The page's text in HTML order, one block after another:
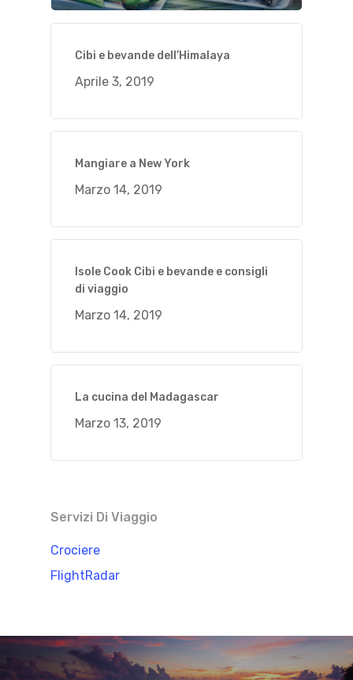
Cibi e bevande dell’Himalaya
Aprile 3, 2019
Mangiare a New York
Marzo 14, 2019
Isole Cook Cibi e bevande e consigli
di viaggio
Marzo 14, 2019
La cucina del Madagascar
Marzo 13, 2019
Servizi Di Viaggio
Crociere
FlightRadar